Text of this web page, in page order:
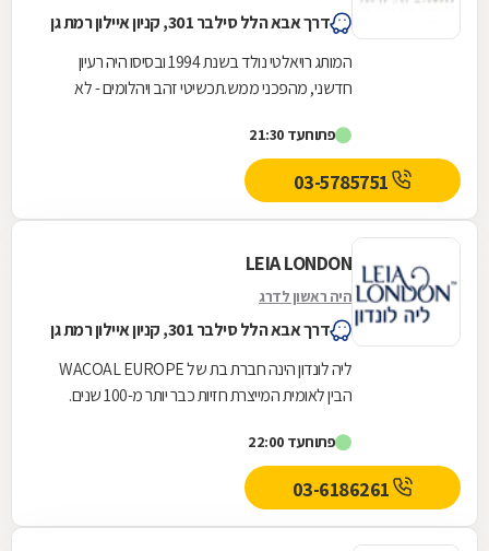
דרך אבא הלל סילבר 301, קניון איילון רמת גן
המותג רויאלטי נולד בשנת 1994 ובסיסו היה רעיון
חדשני, מהפכני ממש.תכשיטי זהב ויהלומים - לא
לאפשר...
פתוחעד 21:30
03-5785751
LEIA LONDON
היה ראשון לדרג
דרך אבא הלל סילבר 301, קניון איילון רמת גן
ליה לונדון הינה חברת בת של WACOAL EUROPE
הבין לאומית המייצרת חזיות כבר יותר מ-100 שנים.
שונה...
פתוחעד 22:00
03-6186261